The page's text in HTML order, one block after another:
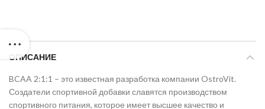
ОПИСАНИЕ
BCAA 2:1:1 – это известная разработка компании OstroVit.
Создатели спортивной добавки славятся производством
спортивного питания, которое имеет высшее качество и